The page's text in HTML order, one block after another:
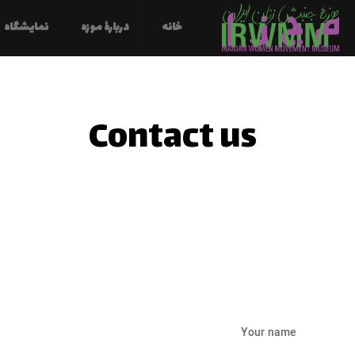
خانه دربارهٔ موزه نمایشگاه
Contact us
Your name